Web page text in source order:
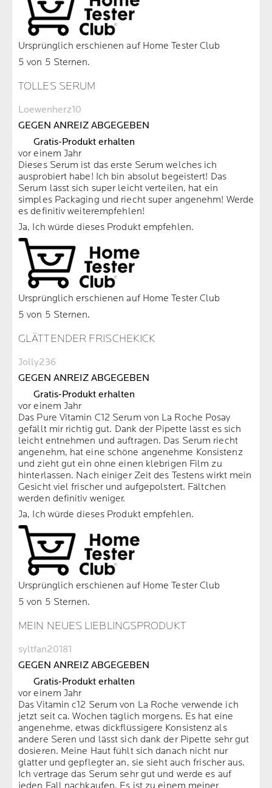
Ursprünglich erschienen auf Home Tester Club
5 von 5 Sternen.
TOLLES SERUM
Loewenherz10
GEGEN ANREIZ ABGEGEBEN
Gratis-Produkt erhalten
vor einem Jahr
Dieses Serum ist das erste Serum welches ich
ausprobiert habe! Ich bin absolut begeistert! Das
Serum lässt sich super leicht verteilen, hat ein
simples Packaging und riecht super angenehm! Werde
es definitiv weiterempfehlen!
Ja, Ich würde dieses Produkt empfehlen.
Ursprünglich erschienen auf Home Tester Club
5 von 5 Sternen.
GLÄTTENDER FRISCHEKICK
Jolly236
GEGEN ANREIZ ABGEGEBEN
Gratis-Produkt erhalten
vor einem Jahr
Das Pure Vitamin C12 Serum von La Roche Posay
gefällt mir richtig gut. Dank der Pipette lässt es sich
leicht entnehmen und auftragen. Das Serum riecht
angenehm, hat eine schöne angenehme Konsistenz
und zieht gut ein ohne einen klebrigen Film zu
hinterlassen. Nach einiger Zeit des Testens wirkt mein
Gesicht viel frischer und aufgepolstert. Fältchen
werden definitiv weniger.
Ja, Ich würde dieses Produkt empfehlen.
Ursprünglich erschienen auf Home Tester Club
5 von 5 Sternen.
MEIN NEUES LIEBLINGSPRODUKT
syltfan20181
GEGEN ANREIZ ABGEGEBEN
Gratis-Produkt erhalten
vor einem Jahr
Das Vitamin c12 Serum von La Roche verwende ich
jetzt seit ca. Wochen täglich morgens. Es hat eine
angenehme, etwas dickflüssigere Konsistenz als
andere Seren und lässt sich dank der Pipette sehr gut
dosieren. Meine Haut fühlt sich danach nicht nur
glatter und gepflegter an, sie sieht auch frischer aus.
Ich vertrage das Serum sehr gut und werde es auf